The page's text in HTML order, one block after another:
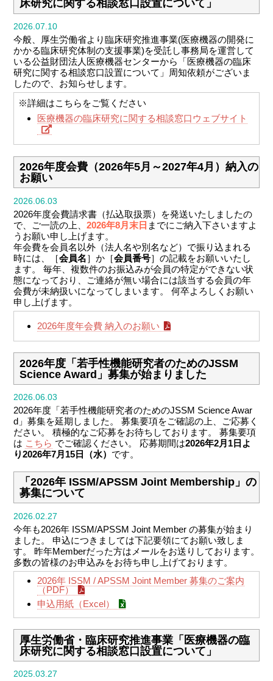
床研究に関する相談窓口設置について」
2026.07.10
今般、厚生労働省より臨床研究推進事業(医療機器の開発に
かかる臨床研究体制の支援事業)を受託し事務局を運営して
いる公益財団法人医療機器センターから「医療機器の臨床
研究に関する相談窓口設置について」周知依頼がございま
したので、お知らせします。
※詳細はこちらをご覧ください
医療機器の臨床研究に関する相談窓口ウェブサイト
2026年度会費（2026年5月～2027年4月）納入の
お願い
2026.06.03
2026年度会費請求書（払込取扱票）を発送いたしましたの
で、ご一読の上、 2026年8月末日 までにご納入下さいますよ
うお願い申し上げます。
年会費を会員名以外（法人名や別名など）で振り込まれる
時には、［会員名］か［会員番号］の記載をお願いいたし
ます。
毎年、複数件のお振込みが会員の特定ができない状
態になっており、ご連絡が無い場合には該当する会員の年
会費が未納扱いになってしまいます。
何卒よろしくお願い
申し上げます。
2026年度年会費 納入のお願い
2026年度「若手性機能研究者のためのJSSM
Science Award」募集が始まりました
2026.06.03
2026年度「若手性機能研究者のためのJSSM Science Awar
d」募集を延期しました。
募集要項をご確認の上、ご応募く
ださい。
積極的なご応募をお待ちしております。
募集要項
は こちら でご確認ください。 応募期間は2026年2月1日よ
り2026年7月15日（水） です。
「2026年 ISSM/APSSM Joint Membership」の
募集について
2026.02.27
今年も2026年 ISSM/APSSM Joint Member の募集が始まり
ました。
申込につきましては下記要領にてお願い致しま
す。
昨年Memberだった方はメールをお送りしております。
多数の皆様のお申込みをお待ち申し上げております。
2026年 ISSM / APSSM Joint Member 募集のご案内
（PDF）
申込用紙（Excel）
厚生労働省・臨床研究推進事業「医療機器の臨
床研究に関する相談窓口設置について」
2025.03.27